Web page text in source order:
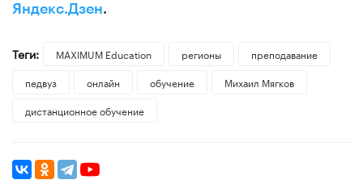
Яндекс.Дзен.
Теги: MAXIMUM Education регионы
преподавание
педвуз
онлайн обучение
Михаил Мягков
дистанционное обучение